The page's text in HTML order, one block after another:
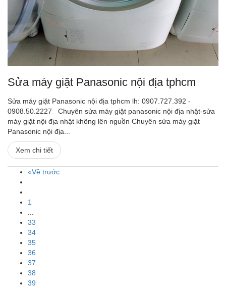
Sửa máy giặt Panasonic nội địa tphcm
Sửa máy giặt Panasonic nội địa tphcm lh: 0907.727.392 -
0908.50.2227 Chuyên sửa máy giặt panasonic nội địa nhật-sửa
máy giặt nội địa nhật không lên nguồn Chuyên sửa máy giặt
Panasonic nội địa...
Xem chi tiết
«Về trước
1
33
34
35
36
37
38
39